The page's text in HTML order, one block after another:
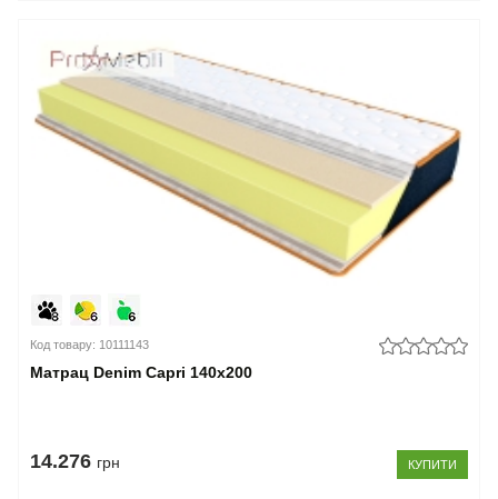
Код товару: 10111143
Матрац Denim Capri 140x200
14.276 грн КУПИТИ